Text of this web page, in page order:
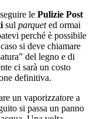
le Pulizie Post
sul parqueted ormai
perché è possibile
si deve chiamare
del legno e di
ci sarà un costo
definitiva.
un vaporizzatore a
si passa un panno